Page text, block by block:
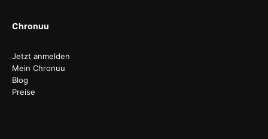
Chronuu
Jetzt anmelden
Mein Chronuu
Blog
Preise